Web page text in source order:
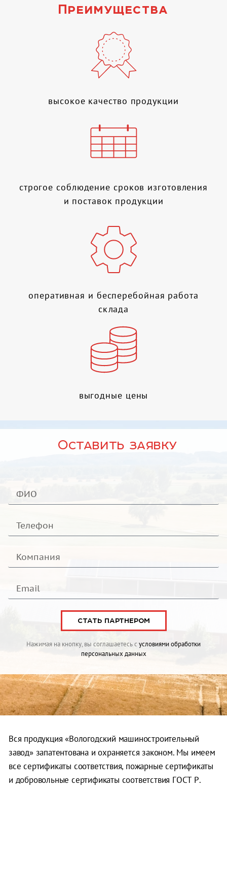
Преимущества
высокое качество продукции
строгое соблюдение сроков изготовления
и поставок продукции
оперативная и бесперебойная работа
склада
выгодные цены
Оставить заявку
СТАТЬ ПАРТНЕРОМ
Нажимая на кнопку, вы соглашаетесь с условиями обработки
персональных данных
Вся продукция «Вологодский машиностроительный
завод» запатентована и охраняется законом. Мы имеем
все сертификаты соответствия, пожарные сертификаты
и добровольные сертификаты соответствия ГОСТ Р.